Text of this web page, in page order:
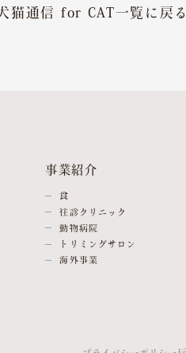
猫通信 for CAT一覧に戻る
事業紹介
食
往診クリニック
動物病院
トリミングサロン
海外事業